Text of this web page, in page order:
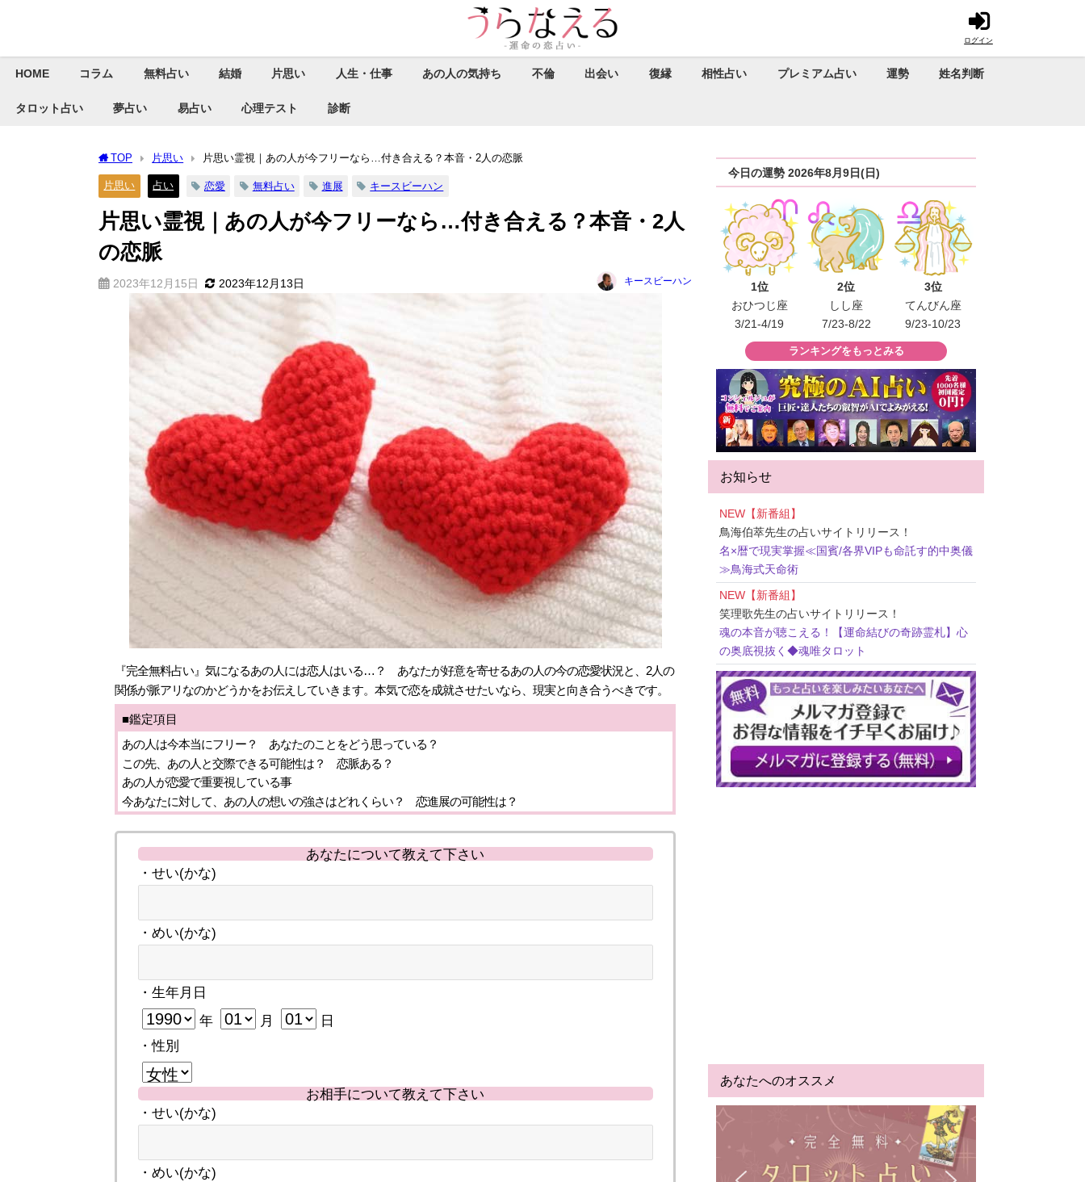
ログイン
HOME コラム 無料占い 結婚 片思い 人生・仕事 あの人の気持ち 不倫 出会い 復縁 相性占い プレミアム占い 運勢 姓名判断
タロット占い 夢占い 易占い 心理テスト 診断
TOP 片思い 片思い霊視｜あの人が今フリーなら…付き合える？本音・2人の恋脈
片思い 占い 恋愛 無料占い 進展 キースビーハン
片思い霊視｜あの人が今フリーなら…付き合える？本音・2人
の恋脈
2023年12月15日 2023年12月13日 キースビーハン
『完全無料占い』気になるあの人には恋人はいる…？ あなたが好意を寄せるあの人の今の恋愛状況と、2人の
関係が脈アリなのかどうかをお伝えしていきます。本気で恋を成就させたいなら、現実と向き合うべきです。
■鑑定項目
あの人は今本当にフリー？ あなたのことをどう思っている？
この先、あの人と交際できる可能性は？ 恋脈ある？
あの人が恋愛で重要視している事
今あなたに対して、あの人の想いの強さはどれくらい？ 恋進展の可能性は？
あなたについて教えて下さい
・せい(かな)
・めい(かな)
・生年月日
年 月
日
・性別
お相手について教えて下さい
・せい(かな)
・めい(かな)
今日の運勢 2026年8月9日(日)
1位
おひつじ座
3/21-4/19
2位
しし座
7/23-8/22
3位
てんびん座
9/23-10/23
ランキングをもっとみる
お知らせ
NEW【新番組】
鳥海伯萃先生の占いサイトリリース！
名×暦で現実掌握≪国賓/各界VIPも命託す的中奥儀
≫鳥海式天命術
NEW【新番組】
笑理歌先生の占いサイトリリース！
魂の本音が聴こえる！【運命結びの奇跡霊札】心
の奥底視抜く◆魂唯タロット
あなたへのオススメ